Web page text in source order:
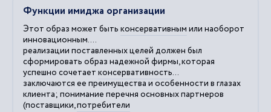
Функции имиджа организации
Этот образ может быть консервативным или наоборот
инновационным....
реализации поставленных целей должен был
сформировать образ надежной фирмы, которая
успешно сочетает консервативность...
заключаются ее преимущества и особенности в глазах
клиента; понимание перечня основных партнеров
(поставщики,потребители